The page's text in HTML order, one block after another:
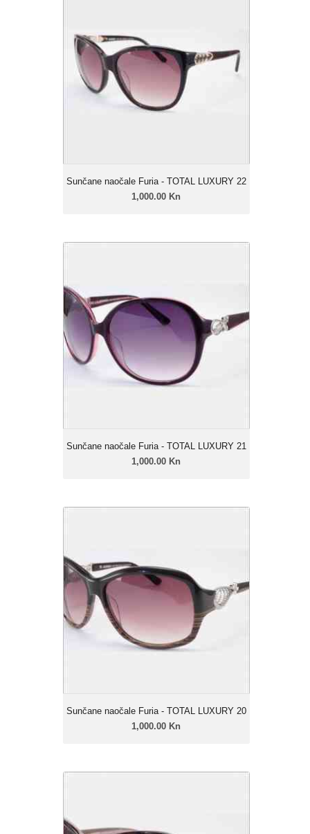
Sunčane naočale Furia - TOTAL LUXURY 22
1,000.00 Kn
Ženski model
Linija: Furia Luxury
Okvir: Celulozni acetat
Leće: Urban soft gradual
Zatamnjenje: 40% - 85%
Sunčane naočale Furia - TOTAL LUXURY 21
1,000.00 Kn
Ženski model
Linija: Furia Luxury
Okvir: Celulozni acetat
Leće: Urban soft gradual
Zatamnjenje: 40% - 85%
Sunčane naočale Furia - TOTAL LUXURY 20
1,000.00 Kn
Ženski model
Linija: Furia Luxury
Okvir: Celulozni acetat
Leće: Urban soft gradual
Zatamnjenje: 40% - 85%